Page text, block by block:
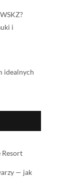
i
idealnych
Resort
— jak